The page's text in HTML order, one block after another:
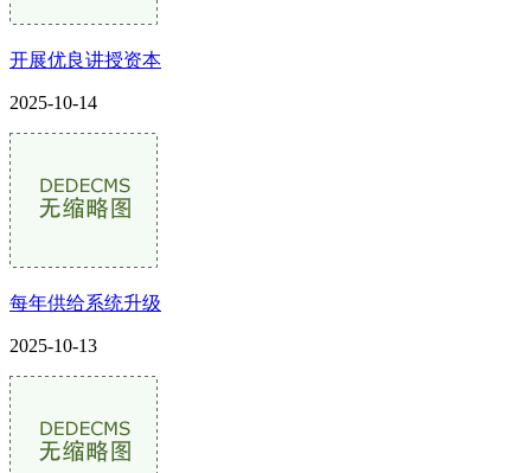
开展优良讲授资本
2025-10-14
每年供给系统升级
2025-10-13